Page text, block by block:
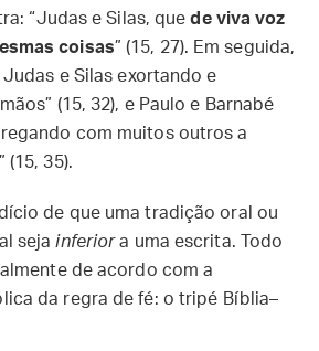
“Judas e Silas, quede viva voz
coisas” (15, 27). Em seguida,
e Silas exortando e
(15, 32), e Paulo e Barnabé
com muitos outros a
(15, 35).
de que uma tradição oral ou
sejainferiora uma escrita. Todo
de acordo com a
da regra de fé: o tripé Bíblia–